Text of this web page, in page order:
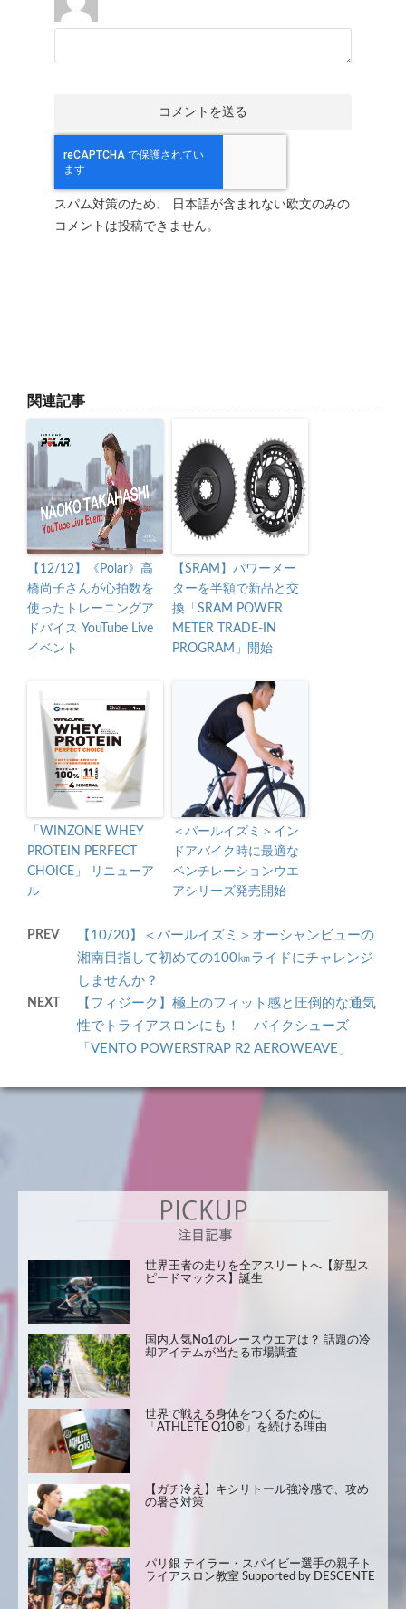
スパム対策のため、 日本語が含まれない欧文のみの
コメントは投稿できません。
関連記事
【12/12】《Polar》高
橋尚子さんが心拍数を
使ったトレーニングア
ドバイス YouTube Live
イベント
【SRAM】パワーメー
ターを半額で新品と交
換「SRAM POWER
METER TRADE-IN
PROGRAM」開始
「WINZONE WHEY
PROTEIN PERFECT
CHOICE」 リニューア
ル
＜パールイズミ＞イン
ドアバイク時に最適な
ベンチレーションウエ
アシリーズ発売開始
PREV
【10/20】＜パールイズミ＞オーシャンビューの
湘南目指して初めての100㎞ライドにチャレンジ
しませんか？
NEXT
【フィジーク】極上のフィット感と圧倒的な通気
性でトライアスロンにも！ バイクシューズ
「VENTO POWERSTRAP R2 AEROWEAVE」
世界王者の走りを全アスリートへ【新型ス
ピードマックス】誕生
国内人気No1のレースウエアは？ 話題の冷
却アイテムが当たる市場調査
世界で戦える身体をつくるために
「ATHLETE Q10®」を続ける理由
【ガチ冷え】キシリトール強冷感で、攻め
の暑さ対策
パリ銀 テイラー・スパイビー選手の親子ト
ライアスロン教室 Supported by DESCENTE